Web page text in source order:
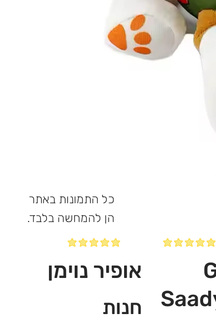
כל התמונות באתר
הן להמחשה בלבד.
אופיר נוימן
חנות